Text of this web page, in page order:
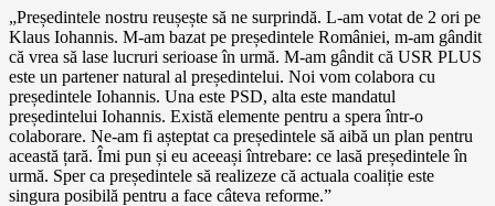
„Președintele nostru reușește să ne surprindă. L-am votat de 2 ori pe
Klaus Iohannis. M-am bazat pe președintele României, m-am gândit
că vrea să lase lucruri serioase în urmă. M-am gândit că USR PLUS
este un partener natural al președintelui. Noi vom colabora cu
președintele Iohannis. Una este PSD, alta este mandatul
președintelui Iohannis. Există elemente pentru a spera într-o
colaborare. Ne-am fi așteptat ca președintele să aibă un plan pentru
această țară. Îmi pun și eu aceeași întrebare: ce lasă președintele în
urmă. Sper ca președintele să realizeze că actuala coaliție este
singura posibilă pentru a face câteva reforme.”